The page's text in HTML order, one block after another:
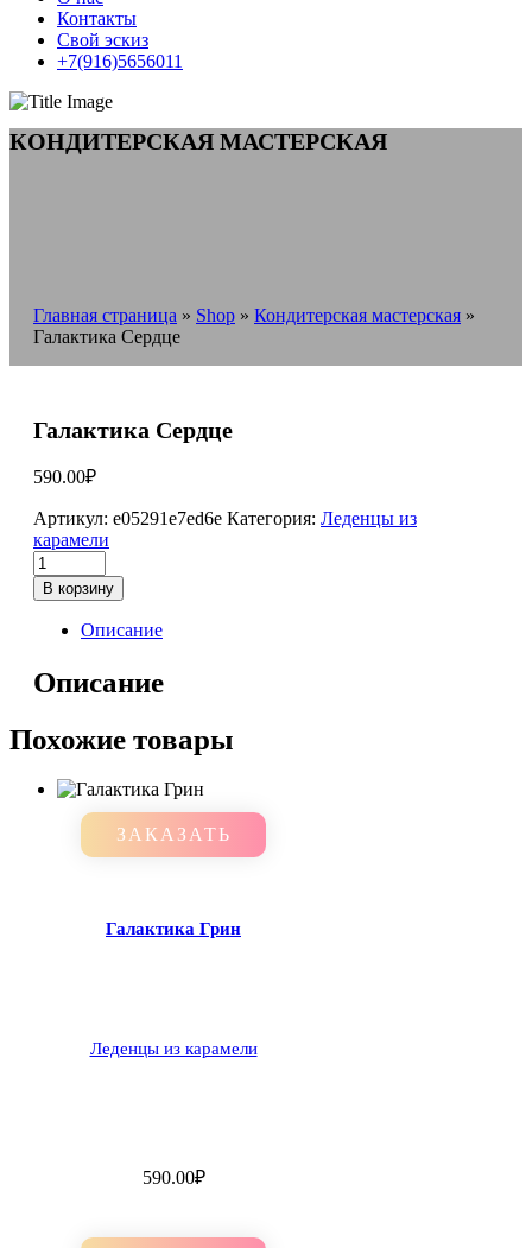
Контакты
Свой эскиз
+7(916)5656011
КОНДИТЕРСКАЯ МАСТЕРСКАЯ
Главная страница » Shop » Кондитерская мастерская »
Галактика Сердце
Галактика Сердце
590.00₽
Артикул: e05291e7ed6e Категория: Леденцы из
карамели
В корзину
Описание
Описание
Похожие товары
ЗАКАЗАТЬ
Галактика Грин
Леденцы из карамели
590.00₽